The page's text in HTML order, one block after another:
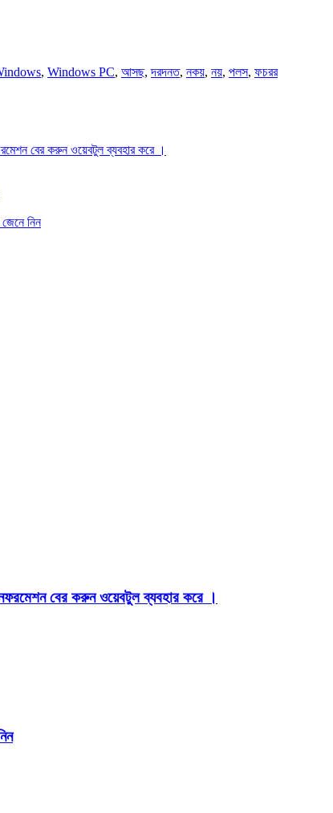
, Windows PC, আসছ,দরদনত, নকয়, নয়, পলস, ফচরর
বের করুন ওয়েবটুল ব্যবহার করে ।
নিন
বের করুন ওয়েবটুল ব্যবহার করে ।